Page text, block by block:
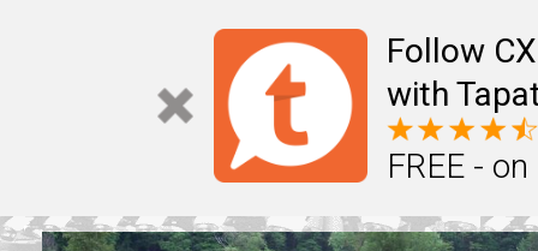
Follow
with
FREE -